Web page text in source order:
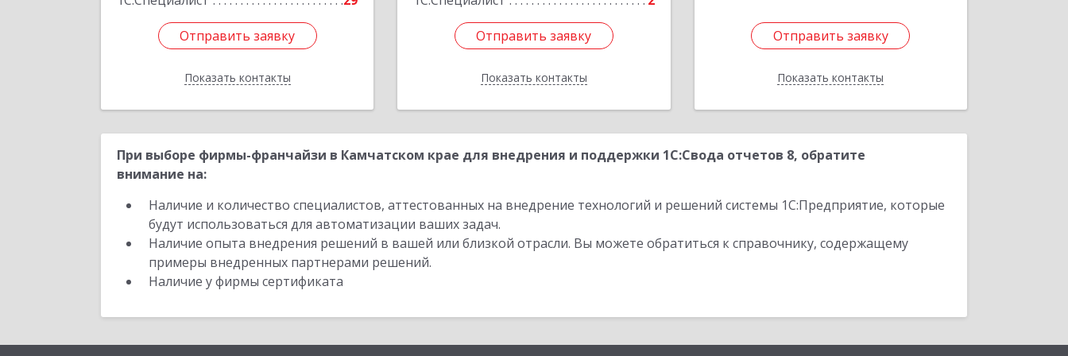
Отправить заявку
Показать контакты
Отправить заявку
Назад
Отправить заявку
Показать контакты
Отправить заявку
Назад
Отправить заявку
Показать контакты
Отправить заявку
Назад
При выборе фирмы-франчайзи в Камчатском крае для внедрения и поддержки 1С:Свода отчетов 8, обратите
внимание на:
Наличие и количество специалистов, аттестованных на внедрение технологий и решений системы 1С:Предприятие, которые
будут использоваться для автоматизации ваших задач.
Наличие опыта внедрения решений в вашей или близкой отрасли. Вы можете обратиться к справочнику, содержащему
примеры внедренных партнерами решений.
Наличие у фирмы сертификата